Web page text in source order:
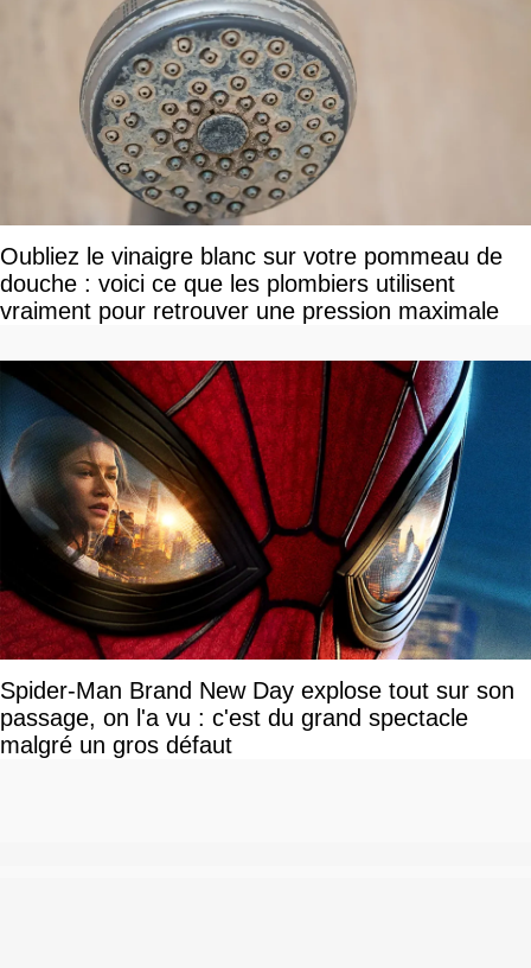
Oubliez le vinaigre blanc sur votre pommeau de
douche : voici ce que les plombiers utilisent
vraiment pour retrouver une pression maximale
Spider-Man Brand New Day explose tout sur son
passage, on l'a vu : c'est du grand spectacle
malgré un gros défaut